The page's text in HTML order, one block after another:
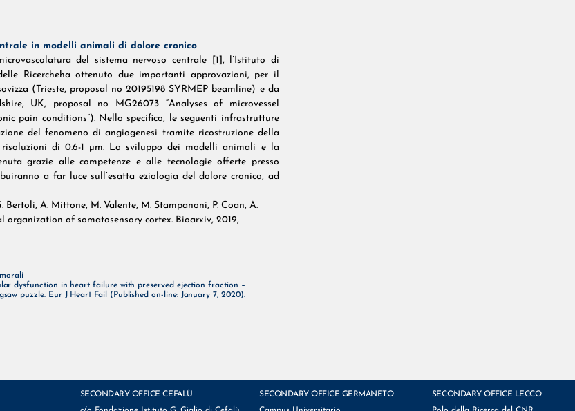
in modelli animali di dolore cronico
del sistema nervoso centrale [1], l’Istituto di
Ricercheha ottenuto due importanti approvazioni, per il
(Trieste, proposal no 20195198 SYRMEP beamline) e da
UK, proposal no MG26073 “Analyses of microvessel
pain conditions”). Nello specifico, le seguenti infrastrutture
del fenomeno di angiogenesi tramite ricostruzione della
di 0.6-1 µm. Lo sviluppo dei modelli animali e la
grazie alle competenze e alle tecnologie offerte presso
a far luce sull’esatta eziologia del dolore cronico, ad
Bertoli, A. Mittone, M. Valente, M. Stampanoni, P. Coan, A.
organization of somatosensory cortex. Bioarxiv, 2019,
dysfunction in heart failure with preserved ejection fraction –
puzzle. Eur J Heart Fail (Published on-line: January 7, 2020).
SECONDARY OFFICE CEFALÙ
SECONDARY OFFICE GERMANETO
SECONDARY OFFICE LECCO